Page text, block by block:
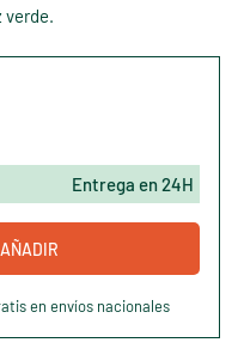
verde.
Entrega en 24H
AÑADIR
en envíos nacionales